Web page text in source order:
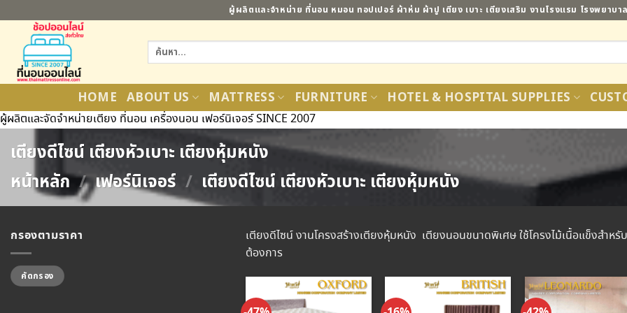
ไป
เนื้อหา
ผู้ผลิตและจำหน่าย ที่นอน หมอน ทอปเปอร์ ผ้าห่ม ผ้าปู เตียง เบาะ เตียงเสริม งานโรงแรม โรงพยาบา
ค้นหา:
HOME ABOUT US MATTRESS FURNITURE HOTEL & HOSPITAL SUPPLIES
ผู้ผลิตและจัดจำหน่ายเตียง ที่นอน เครื่องนอน เฟอร์นิเจอร์ SINCE 2007
เตียงดีไซน์ เตียงหัวเบาะ เตียงหุ้มหนัง
หน้าหลัก / เฟอร์นิเจอร์ / เตียงดีไซน์ เตียงหัวเบาะ เตียงหุ้มหนัง
กรองตามราคา
ราคา
ต่ำ
สุด
ราคา
สูงสุดคัดกรอง
เตียงดีไซน์ งานโครงสร้างเตียงหุ้มหนัง เตียงนอนขนาดพิเศษ ใช้โครงไม้เนื้อแข็งสำ
ต้องการ